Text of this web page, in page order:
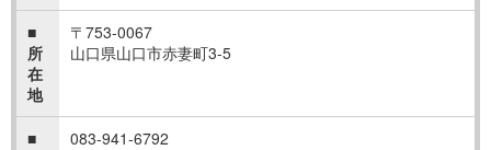
■
所
在
地
〒753-0067
山口県山口市赤妻町3-5
■
083-941-6792